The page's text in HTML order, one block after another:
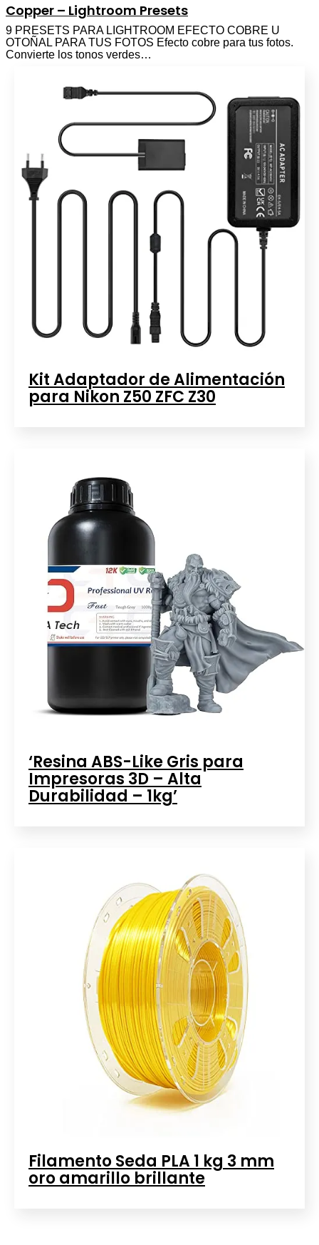
Copper – Lightroom Presets
9 PRESETS PARA LIGHTROOM EFECTO COBRE U
OTOÑAL PARA TUS FOTOS Efecto cobre para tus fotos.
Convierte los tonos verdes…
Kit Adaptador de Alimentación
para Nikon Z50 ZFC Z30
‘Resina ABS-Like Gris para
Impresoras 3D – Alta
Durabilidad – 1kg’
Filamento Seda PLA 1 kg 3 mm
oro amarillo brillante